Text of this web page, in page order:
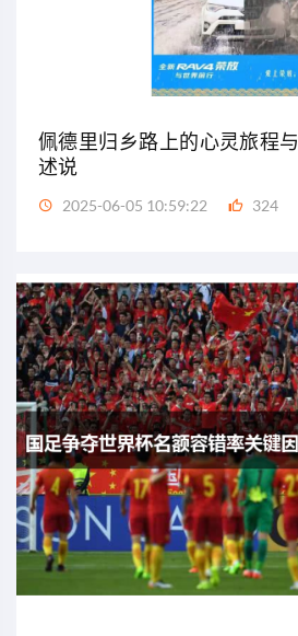
佩德里归乡路上的心灵旅程
述说
2025-06-05 10:59:22 324